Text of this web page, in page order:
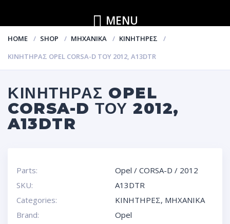
MENU
HOME SHOP ΜΗΧΑΝΙΚΑ
ΚΙΝΗΤΗΡΕΣ
ΚΙΝΗΤΗΡΑΣ OPEL CORSA-D ΤΟΥ 2012, A13DTR
ΚΙΝΗΤΗΡΑΣ OPEL
CORSA-D ΤΟΥ 2012,
A13DTR
Parts: Opel / CORSA-D / 2012
SKU:
A13DTR
Categories:
ΚΙΝΗΤΗΡΕΣ, ΜΗΧΑΝΙΚΑ
Brand:
Opel